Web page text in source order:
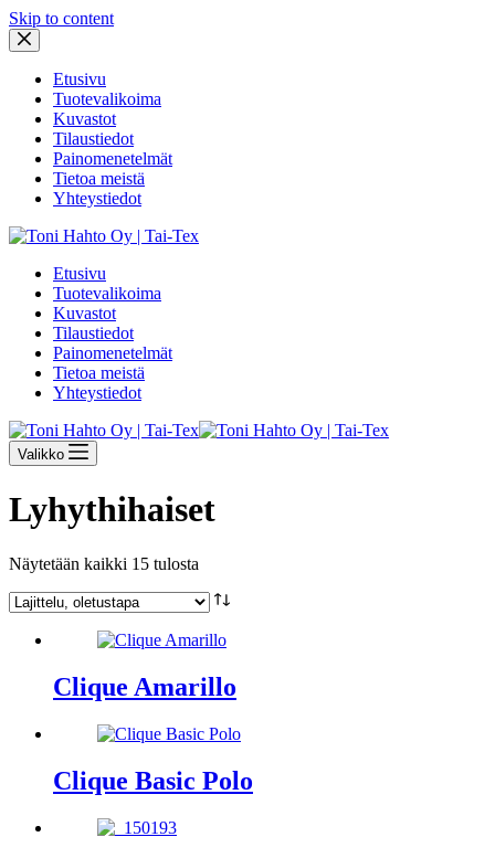
Skip to content
Etusivu
Tuotevalikoima
Kuvastot
Tilaustiedot
Painomenetelmät
Tietoa meistä
Yhteystiedot
Etusivu
Tuotevalikoima
Kuvastot
Tilaustiedot
Painomenetelmät
Tietoa meistä
Yhteystiedot
Valikko
Lyhythihaiset
Näytetään kaikki 15 tulosta
Clique Amarillo
Clique Basic Polo